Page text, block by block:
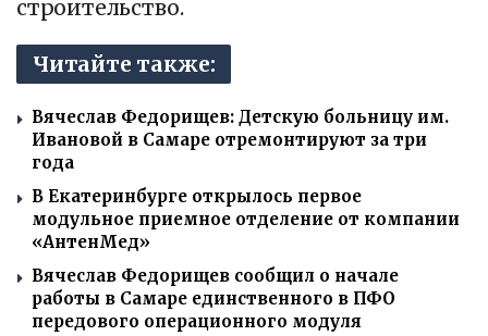
строительство.
Читайте также:
Вячеслав Федорищев: Детскую больницу им.
Ивановой в Самаре отремонтируют за три
года
В Екатеринбурге открылось первое
модульное приемное отделение от компании
«АнтенМед»
Вячеслав Федорищев сообщил о начале
работы в Самаре единственного в ПФО
передового операционного модуля